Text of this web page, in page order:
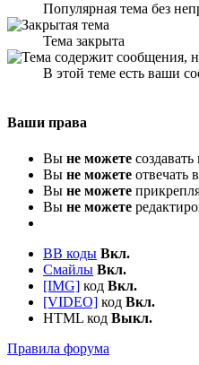
Популярная тема без
Тема закрыта
В этой теме есть ваши
Ваши права
Вы не можете
Вы не можете отвечать
Вы не можете
Вы не можете
BB коды Вкл.
Смайлы Вкл.
[IMG] код Вкл.
[VIDEO] код Вкл.
HTML код Выкл.
Правила форума